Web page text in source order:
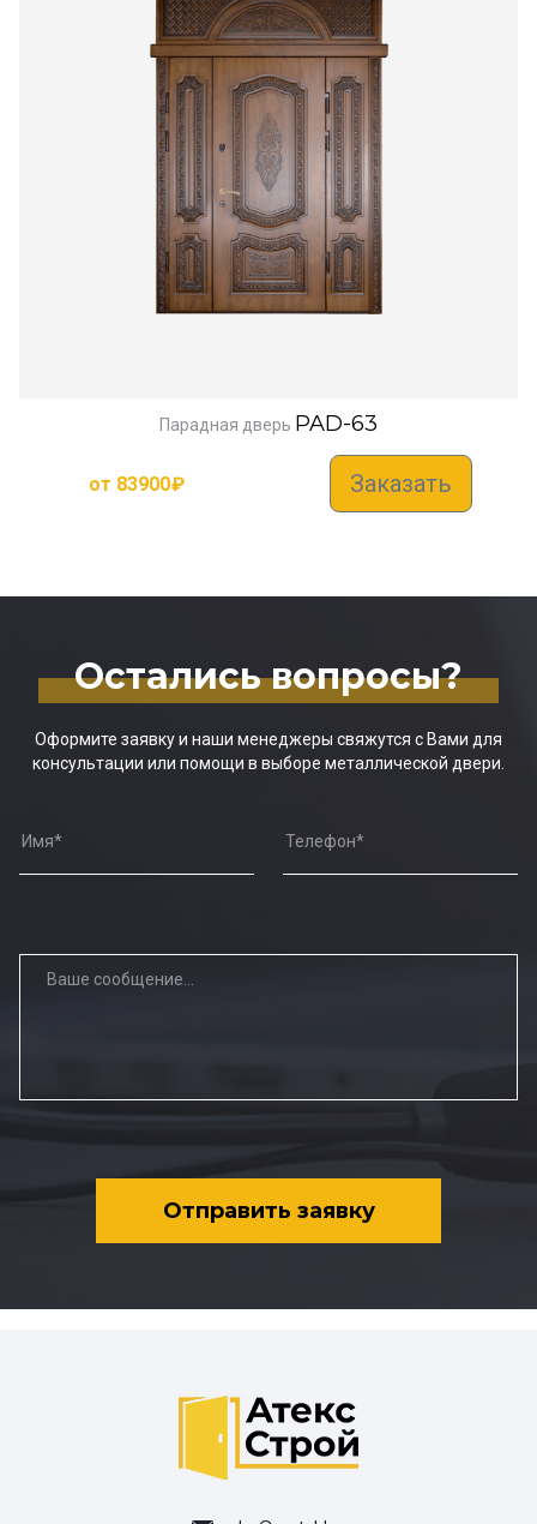
Парадная дверь PAD-63
от 83900₽ Заказать
Остались вопросы?
Оформите заявку и наши менеджеры свяжутся с Вами для
консультации или помощи в выборе металлической двери.
Отправить заявку